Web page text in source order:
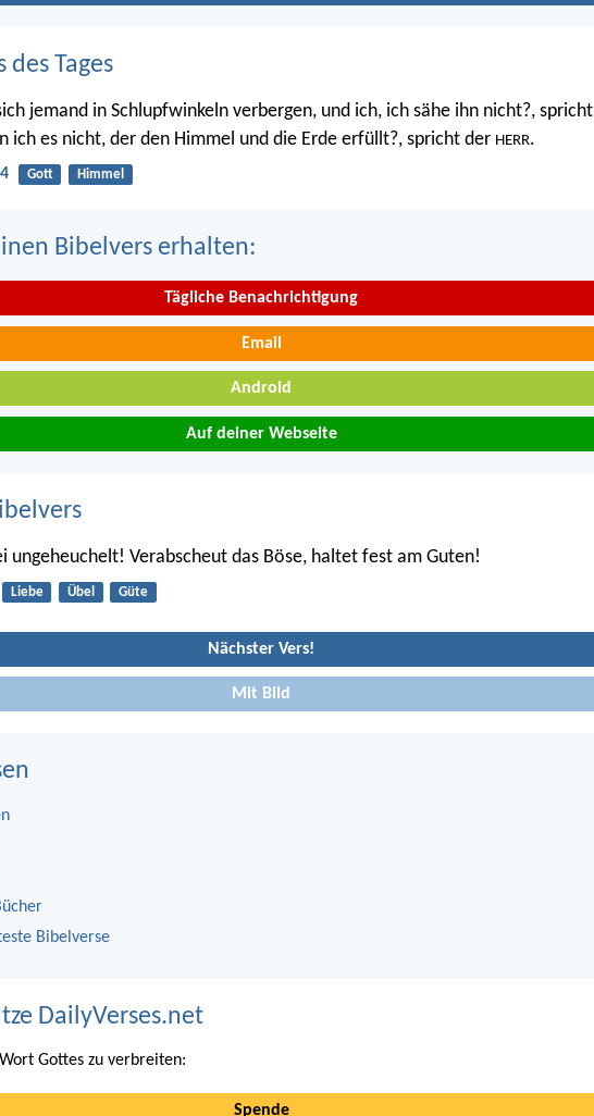
des Tages
jemand in Schlupfwinkeln verbergen, und ich, ich sähe ihn nicht?, spricht
ich es nicht, der den Himmel und die Erde erfüllt?, spricht der HERR.
Gott Himmel
Bibelvers erhalten:
Tägliche Benachrichtigung
Email
Android
Auf deiner Webseite
ungeheuchelt! Verabscheut das Böse, haltet fest am Guten!
Liebe Übel Güte
Nächster Vers!
Mit Bild
Bibelverse
DailyVerses.net
Gottes zu verbreiten:
Spende